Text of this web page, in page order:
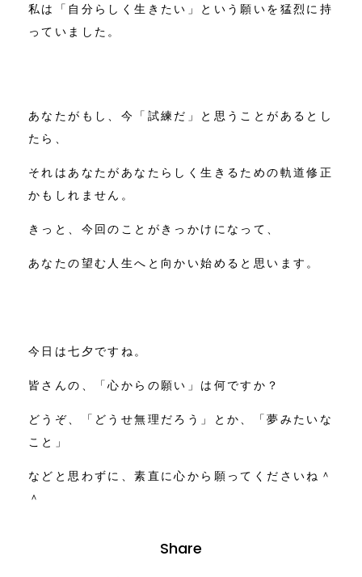
私は「自分らしく生きたい」という願いを猛烈に持
っていました。
あなたがもし、今「試練だ」と思うことがあるとし
たら、
それはあなたがあなたらしく生きるための軌道修正
かもしれません。
きっと、今回のことがきっかけになって、
あなたの望む人生へと向かい始めると思います。
今日は七夕ですね。
皆さんの、「心からの願い」は何ですか？
どうぞ、「どうせ無理だろう」とか、「夢みたいな
こと」
などと思わずに、素直に心から願ってくださいね＾
＾